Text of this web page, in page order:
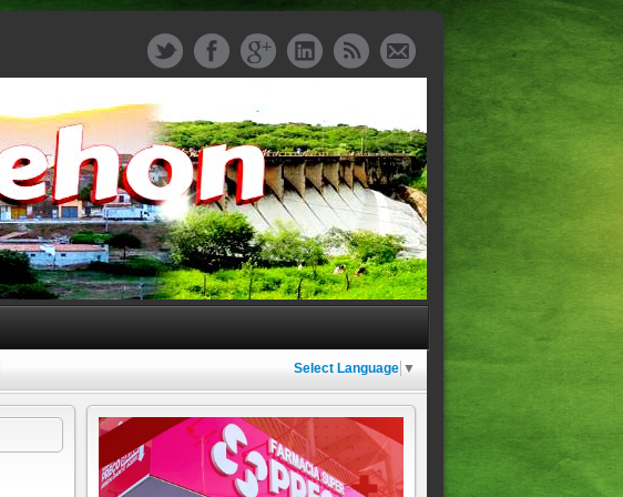
Select Language ▼